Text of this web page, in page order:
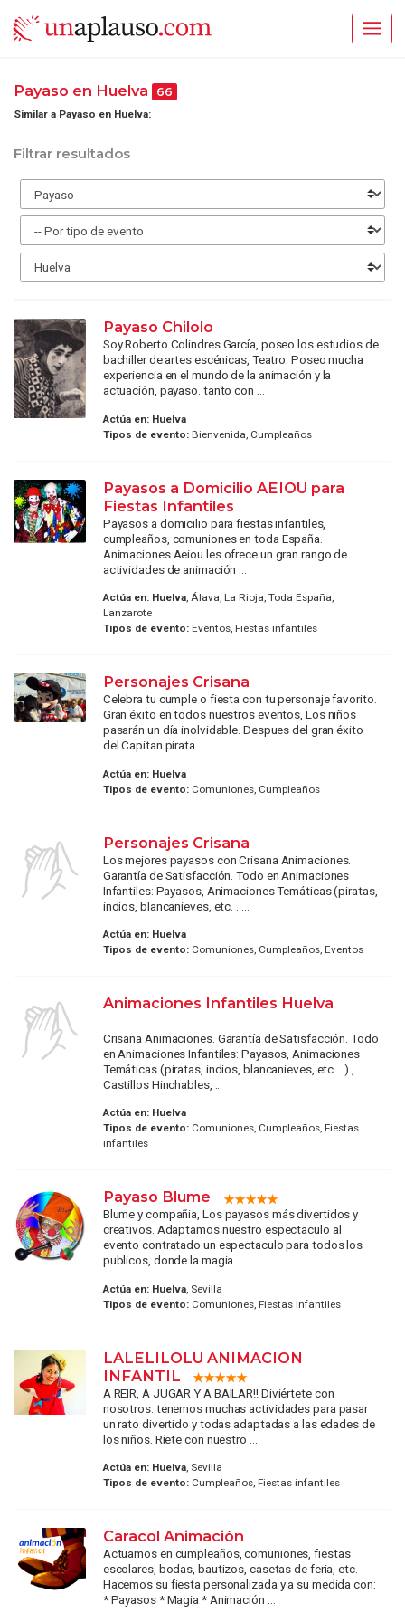
Payaso en Huelva 66
Similar a Payaso en Huelva:
Filtrar resultados
Payaso Chilolo
Soy Roberto Colindres García, poseo los estudios de
bachiller de artes escénicas, Teatro. Poseo mucha
experiencia en el mundo de la animación y la
actuación, payaso. tanto con ...
Actúa en: Huelva
Tipos de evento:Bienvenida, Cumpleaños
Payasos a Domicilio AEIOU para
Fiestas Infantiles
Payasos a domicilio para fiestas infantiles,
cumpleaños, comuniones en toda España.
Animaciones Aeiou les ofrece un gran rango de
actividades de animación ...
Actúa en: Huelva, Álava, La Rioja, Toda España,
Lanzarote
Tipos de evento:Eventos, Fiestas infantiles
Personajes Crisana
Celebra tu cumple o fiesta con tu personaje favorito.
Gran éxito en todos nuestros eventos, Los niños
pasarán un día inolvidable. Despues del gran éxito
del Capitan pirata ...
Actúa en: Huelva
Tipos de evento:Comuniones, Cumpleaños
Personajes Crisana
Los mejores payasos con Crisana Animaciones.
Garantía de Satisfacción. Todo en Animaciones
Infantiles: Payasos, Animaciones Temáticas (piratas,
indios, blancanieves, etc. . ...
Actúa en: Huelva
Tipos de evento:Comuniones, Cumpleaños, Eventos
Animaciones Infantiles Huelva
Crisana Animaciones. Garantía de Satisfacción. Todo
en Animaciones Infantiles: Payasos, Animaciones
Temáticas (piratas, indios, blancanieves, etc. . ) ,
Castillos Hinchables, ...
Actúa en: Huelva
Tipos de evento:Comuniones, Cumpleaños, Fiestas
infantiles
Payaso Blume
Blume y compañia, Los payasos más divertidos y
creativos. Adaptamos nuestro espectaculo al
evento contratado.un espectaculo para todos los
publicos, donde la magia ...
Actúa en: Huelva, Sevilla
Tipos de evento:Comuniones, Fiestas infantiles
LALELILOLU ANIMACION
INFANTIL
A REIR, A JUGAR Y A BAILAR!! Diviértete con
nosotros..tenemos muchas actividades para pasar
un rato divertido y todas adaptadas a las edades de
los niños. Ríete con nuestro ...
Actúa en: Huelva, Sevilla
Tipos de evento:Cumpleaños, Fiestas infantiles
Caracol Animación
Actuamos en cumpleaños, comuniones, fiestas
escolares, bodas, bautizos, casetas de feria, etc.
Hacemos su fiesta personalizada y a su medida con:
* Payasos * Magia * Animación ...